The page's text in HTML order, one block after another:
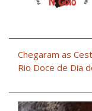
Chegaram as
Rio Doce de Dia